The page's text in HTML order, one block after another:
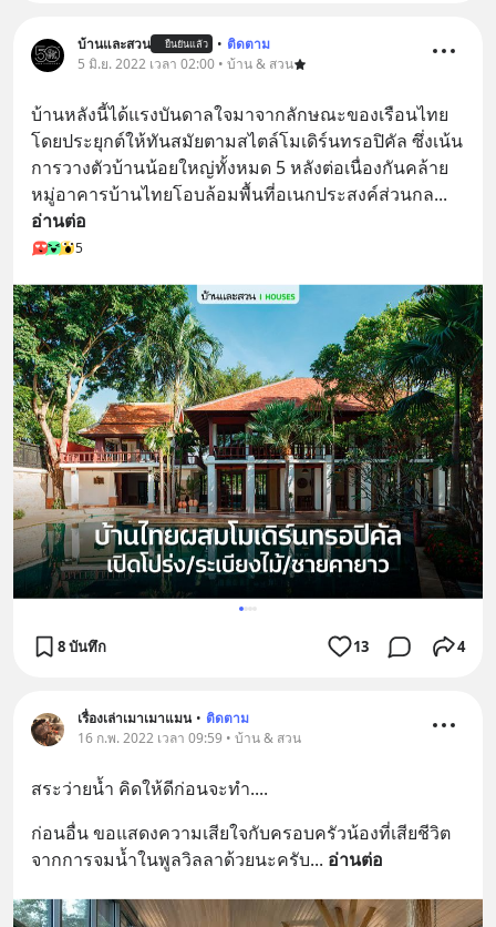
บ้านและสวน ยืนยันแล้ว • ติดตาม
5 มิ.ย. 2022 เวลา 02:00 • บ้าน & สวน
บ้านหลังนี้ได้แรงบันดาลใจมาจากลักษณะของเรือนไทย
โดยประยุกต์ให้ทันสมัยตามสไตล์โมเดิร์นทรอปิคัล ซึ่งเน้น
การวางตัวบ้านน้อยใหญ่ทั้งหมด 5 หลังต่อเนื่องกันคล้าย
หมู่อาคารบ้านไทยโอบล้อมพื้นที่อเนกประสงค์ส่วนกล
อ่านต่อ
5
8 บันทึก 13 4
เรื่องเล่าเมาเมาแมน • ติดตาม
16 ก.พ. 2022 เวลา 09:59 • บ้าน & สวน
สระว่ายน้ำ คิดให้ดีก่อนจะทำ....
ก่อนอื่น ขอแสดงความเสียใจกับครอบครัวน้องที่เสียชีวิต
จากการจมน้ำในพูลวิลลาด้วยนะครับ... อ่านต่อ